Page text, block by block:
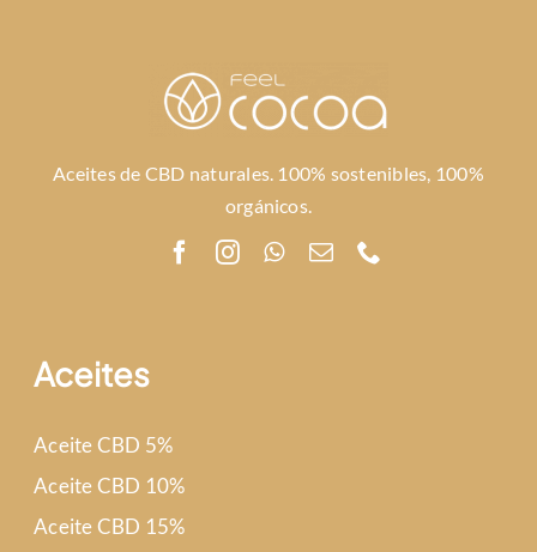
Aceites de CBD naturales. 100% sostenibles, 100%
orgánicos.
Aceites
Aceite CBD 5%
Aceite CBD 10%
Aceite CBD 15%